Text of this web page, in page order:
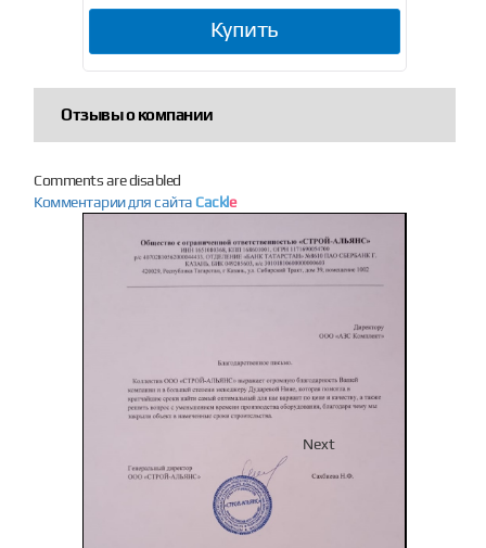
Купить
Отзывы о компании
Comments are disabled
Комментарии для сайта Cackle
Next